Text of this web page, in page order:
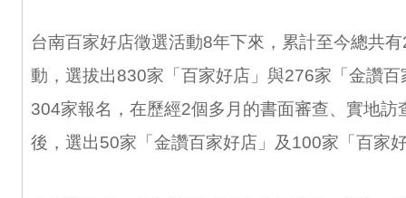
台南百家好店徵選活動8年下來，累計至今總共
動，選拔出830家「百家好店」與276家「金讚
304家報名，在歷經2個多月的書面審查、實地訪
後，選出50家「金讚百家好店」及100家「百家